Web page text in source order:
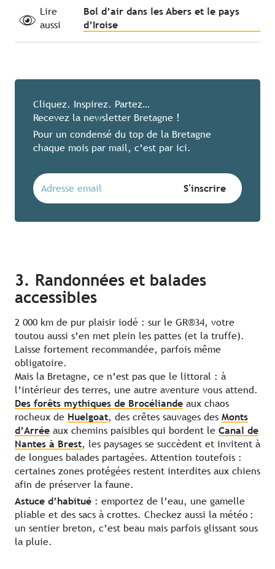
Lire
aussi
Bol d’air dans les Abers et le pays
d’Iroise
Cliquez. Inspirez. Partez…
Recevez la newsletter Bretagne !
Pour un condensé du top de la Bretagne
chaque mois par mail, c’est par ici.
3. Randonnées et balades
accessibles
2 000 km de pur plaisir iodé : sur le GR®34, votre
toutou aussi s’en met plein les pattes (et la truffe).
Laisse fortement recommandée, parfois même
obligatoire.
Mais la Bretagne, ce n’est pas que le littoral : à
l’intérieur des terres, une autre aventure vous attend.
Des forêts mythiques de Brocéliande aux chaos
rocheux de Huelgoat, des crêtes sauvages des Monts
d’Arrée aux chemins paisibles qui bordent le Canal de
Nantes à Brest, les paysages se succèdent et invitent à
de longues balades partagées. Attention toutefois :
certaines zones protégées restent interdites aux chiens
afin de préserver la faune.
Astuce d’habitué : emportez de l’eau, une gamelle
pliable et des sacs à crottes. Checkez aussi la météo :
un sentier breton, c’est beau mais parfois glissant sous
la pluie.